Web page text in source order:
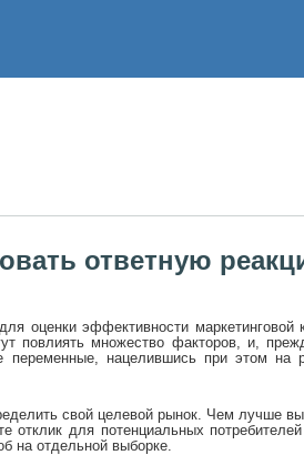
ответную
оценки эффективности
повлиять множество факторов, и,
переменные, нацелившись при этом
свой целевой рынок. Чем лучше
отклик для потенциальных
на отдельной выборке.